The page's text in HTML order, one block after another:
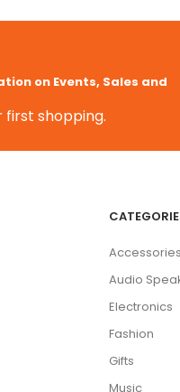
on Events, Sales and
first shopping.
Accessories
Audio
Electronics
Fashion
Gifts
Music